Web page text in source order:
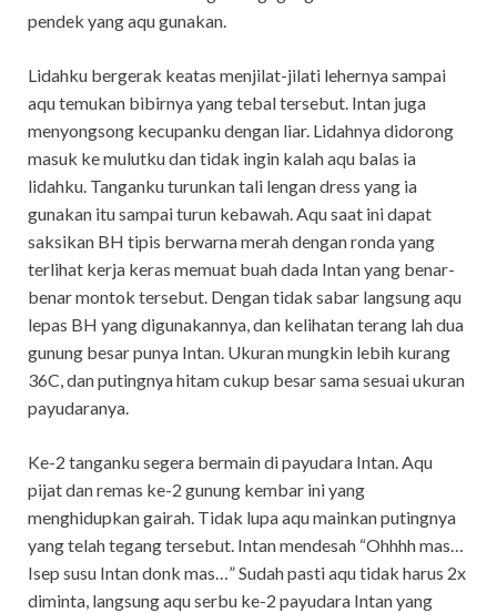
pendek yang aqu gunakan.
Lidahku bergerak keatas menjilat-jilati lehernya sampai
aqu temukan bibirnya yang tebal tersebut. Intan juga
menyongsong kecupanku dengan liar. Lidahnya didorong
masuk ke mulutku dan tidak ingin kalah aqu balas ia
lidahku. Tanganku turunkan tali lengan dress yang ia
gunakan itu sampai turun kebawah. Aqu saat ini dapat
saksikan BH tipis berwarna merah dengan ronda yang
terlihat kerja keras memuat buah dada Intan yang benar-
benar montok tersebut. Dengan tidak sabar langsung aqu
lepas BH yang digunakannya, dan kelihatan terang lah dua
gunung besar punya Intan. Ukuran mungkin lebih kurang
36C, dan putingnya hitam cukup besar sama sesuai ukuran
payudaranya.
Ke-2 tanganku segera bermain di payudara Intan. Aqu
pijat dan remas ke-2 gunung kembar ini yang
menghidupkan gairah. Tidak lupa aqu mainkan putingnya
yang telah tegang tersebut. Intan mendesah “Ohhhh mas…
Isep susu Intan donk mas…” Sudah pasti aqu tidak harus 2x
diminta, langsung aqu serbu ke-2 payudara Intan yang